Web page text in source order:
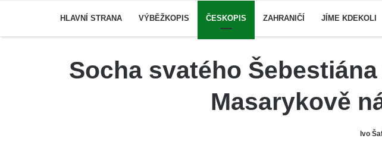
HLAVNÍ STRANA VÝBĚŽKOPIS ČESKOPIS ZAHRANIČÍ JÍME KDEKOLI
Socha svatého
Masarykově
Ivo